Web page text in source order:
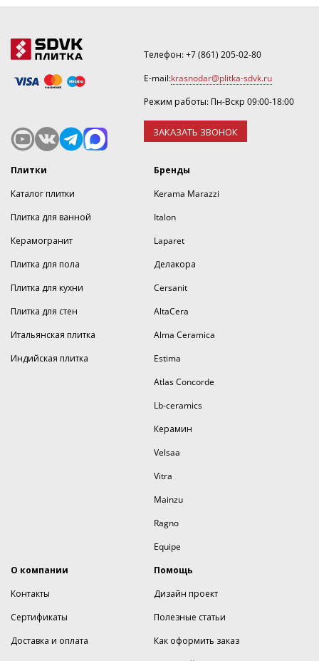
Телефон:+7 (861) 205-02-80
E-mail:krasnodar@plitka-sdvk.ru
Режим работы: Пн-Вскр 09:00-18:00
ЗАКАЗАТЬ ЗВОНОК
Плитки
Каталог плитки
Плитка для ванной
Керамогранит
Плитка для пола
Плитка для кухни
Плитка для стен
Итальянская плитка
Индийская плитка
Бренды
Kerama Marazzi
Italon
Laparet
Делакора
Cersanit
AltaCera
Alma Ceramica
Estima
Atlas Concorde
Lb-ceramics
Керамин
Velsaa
Vitra
Mainzu
Ragno
Equipe
О компании
Контакты
Сертификаты
Доставка и оплата
Помощь
Дизайн проект
Полезные статьи
Как оформить заказ